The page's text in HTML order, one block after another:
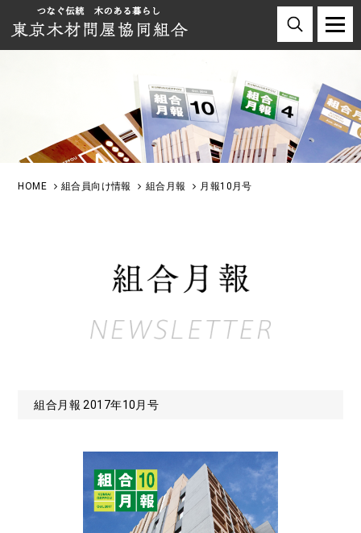
HOME 組合員向け情報 組合月報 月報10月号
組合月報 2017年10月号